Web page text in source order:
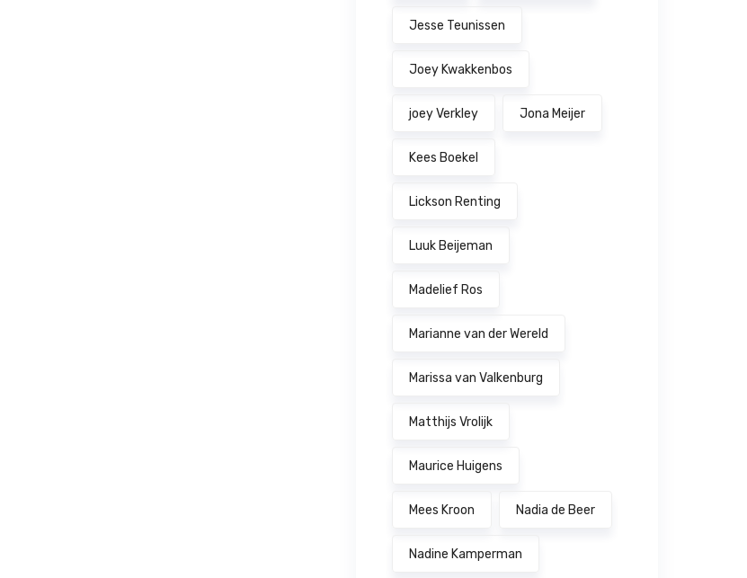
Jesse Teunissen
Joey Kwakkenbos
joey Verkley Jona Meijer
Kees Boekel
Lickson Renting
Luuk Beijeman
Madelief Ros
Marianne van der Wereld
Marissa van Valkenburg
Matthijs Vrolijk
Maurice Huigens
Mees Kroon Nadia de Beer
Nadine Kamperman